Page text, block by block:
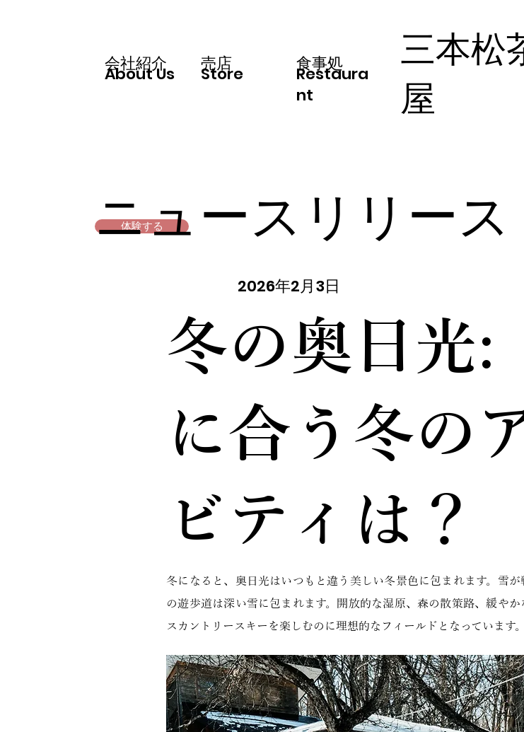
Store
​売店
三本松
屋
Restaura
nt
食事処
About Us
会社紹介
体験する
ニュースリリース
2026年2月3日
冬の奥日光
に合う冬の
ビティは？
冬になると、奥日光はいつもと違う美しい冬景色に包まれます。雪
の遊歩道は深い雪に包まれます。開放的な湿原、森の散策路、緩や
スカントリースキーを楽しむのに理想的なフィールドとなっています。